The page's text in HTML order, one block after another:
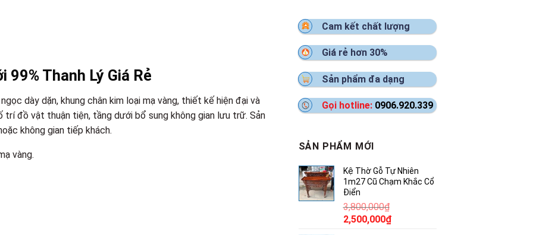
Thanh Lý Giá Rẻ
dày dặn, khung chân kim loại mạ vàng, thiết kế hiện đại và
trí đồ vật thuận tiện, tầng dưới bổ sung không gian lưu trữ. Sản
không gian tiếp khách.
vàng.
Cam kết chất lượng
Giá rẻ hơn 30%
Sản phẩm đa dạng
Gọi hotline: 0906.920.339
SẢN PHẨM MỚI
Kệ Thờ Gỗ Tự Nhiên
1m27 Cũ Chạm Khắc Cổ
Điển
3,800,000₫
Giá
2,500,000₫Giá